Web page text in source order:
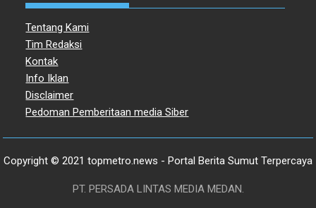
Tentang Kami
Tim Redaksi
Kontak
Info Iklan
Disclaimer
Pedoman Pemberitaan media Siber
Copyright © 2021 topmetro.news - Portal Berita Sumut Terpercaya
PT. PERSADA LINTAS MEDIA MEDAN.